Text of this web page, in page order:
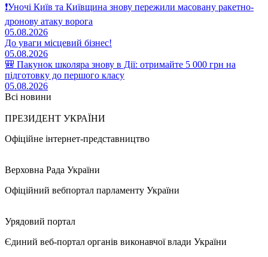
❗️Уночі Київ та Київщина знову пережили масовану ракетно-
дронову атаку ворога
05.08.2026
До уваги місцевий бізнес!
05.08.2026
🎒 Пакунок школяра знову в Дії: отримайте 5 000 грн на
підготовку до першого класу
05.08.2026
Всі новини
ПРЕЗИДЕНТ УКРАЇНИ
Офіційне інтернет-представництво
Верховна Рада України
Офіційний вебпортал парламенту України
Урядовий портал
Єдиний веб-портал органів виконавчої влади України